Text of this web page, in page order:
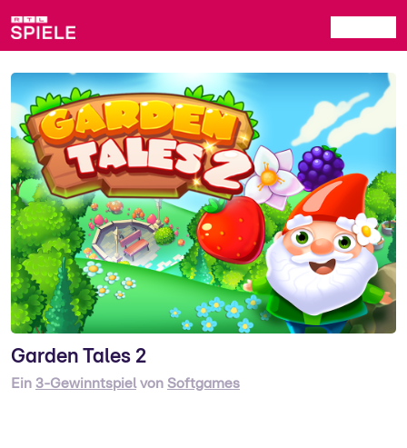
Garden Tales 2
Ein 3-Gewinntspielvon Softgames